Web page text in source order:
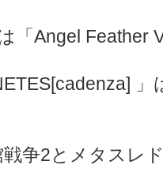
「Angel Feather
」
争2とメタスレ